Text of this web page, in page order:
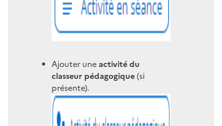
Ajouter uneactivité du
classeur pédagogique(si
présente).